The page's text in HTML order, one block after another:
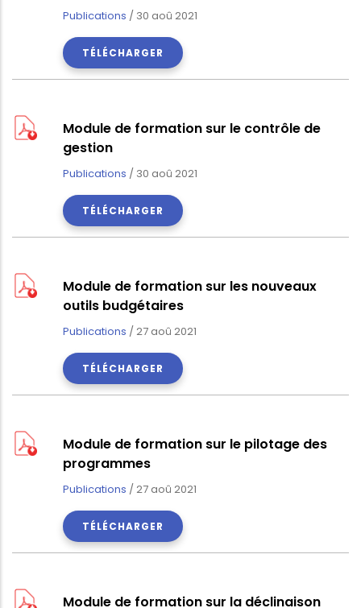
Publications / 30 aoû 2021
TÉLÉCHARGER
Module de formation sur le contrôle de
gestion
Publications / 30 aoû 2021
TÉLÉCHARGER
Module de formation sur les nouveaux
outils budgétaires
Publications /27 aoû 2021
TÉLÉCHARGER
Module de formation sur le pilotage des
programmes
Publications /27 aoû 2021
TÉLÉCHARGER
Module de formation sur la déclinaison